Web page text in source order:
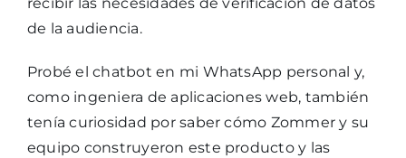
recibir las necesidades de verificación de datos
de la audiencia.
Probé el chatbot en mi WhatsApp personal y,
como ingeniera de aplicaciones web, también
tenía curiosidad por saber cómo Zommer y su
equipo construyeron este producto y las